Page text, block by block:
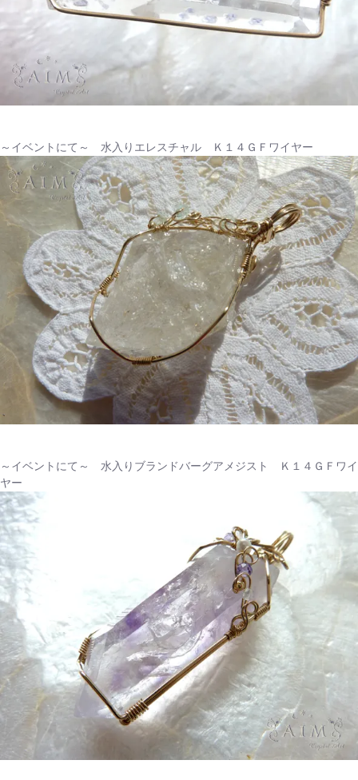
～イベントにて～ 水入りエレスチャル Ｋ１４ＧＦワイヤー
～イベントにて～ 水入りブランドバーグアメジスト Ｋ１４ＧＦワイ
ヤー